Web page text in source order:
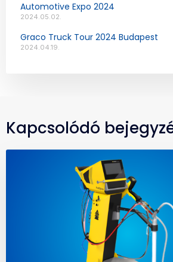
Automotive Expo 2024
2024.05.02.
Graco Truck Tour 2024 Budapest
2024.04.19.
Kapcsolódó